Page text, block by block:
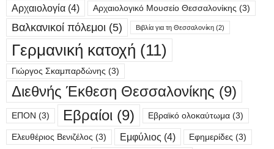
Αρχαιολογία (4) Αρχαιολογικό Μουσείο Θεσσαλονίκης (3)
Βαλκανικοί πόλεμοι (5) Βιβλία για τη Θεσσαλονίκη (2)
Γερμανική κατοχή (11)
Γιώργος Σκαμπαρδώνης (3)
Διεθνής Έκθεση Θεσσαλονίκης (9)
ΕΠΟΝ (3) Εβραίοι (9) Εβραϊκό ολοκαύτωμα (3)
Ελευθέριος Βενιζέλος (3) Εμφύλιος (4) Εφημερίδες (3)